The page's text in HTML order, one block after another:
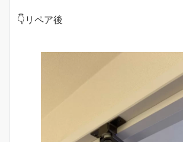
👇リペア後